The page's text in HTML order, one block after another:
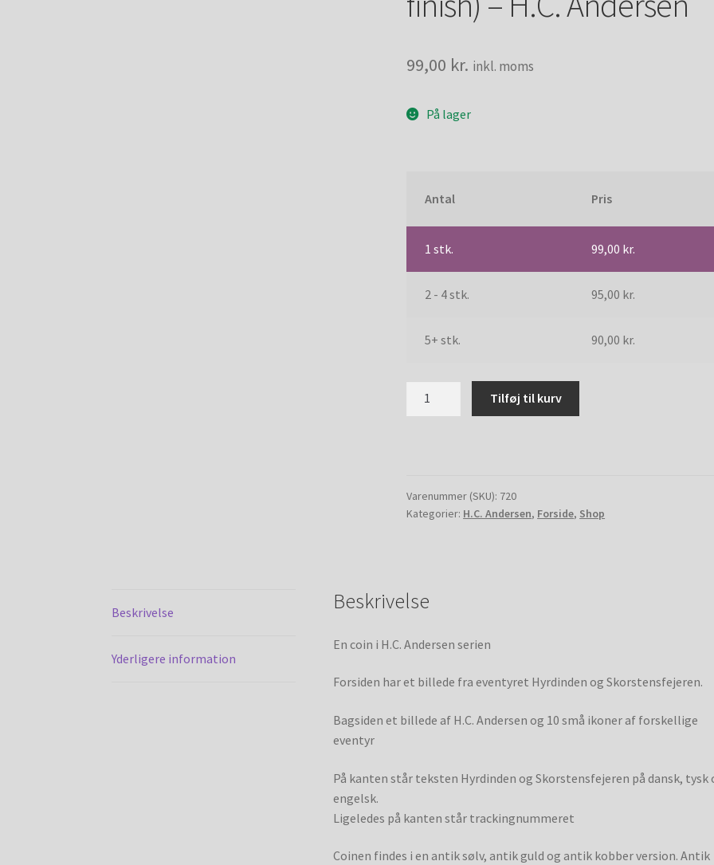
99,00 kr. inkl. moms
På lager
Antal Pris
1 stk. 99,00 kr.
2 - 4 stk. 95,00 kr.
5+ stk. 90,00 kr.
-
H.C.
Tilføj til kurv
Varenummer (SKU): 720
Kategorier: H.C. Andersen, Forside, Shop
Beskrivelse
Yderligere information
Beskrivelse
En coin i H.C. Andersen serien
Forsiden har et billede fra eventyret Hyrdinden og Skorstensfejeren.
Bagsiden et billede af H.C. Andersen og 10 små ikoner af forskellige
eventyr
På kanten står teksten Hyrdinden og Skorstensfejeren på dansk, tysk
engelsk.
Ligeledes på kanten står trackingnummeret
Coinen findes i en antik sølv, antik guld og antik kobber version. Antik